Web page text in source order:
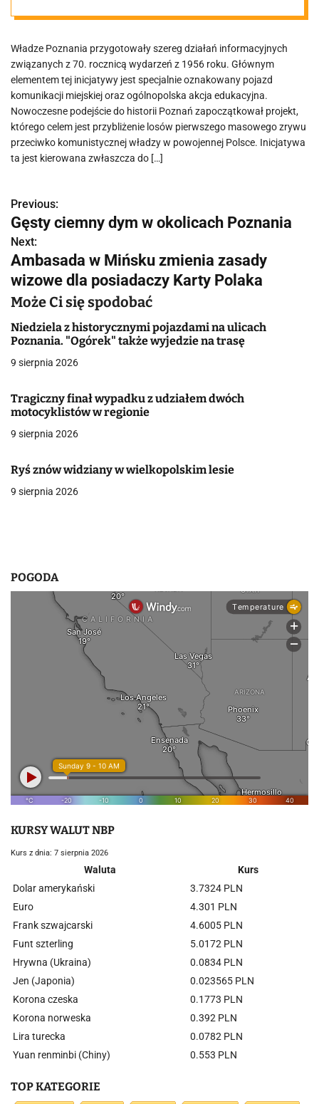
tramwaj i akcja
w całej Polsce
Władze Poznania przygotowały szereg działań informacyjnych
związanych z 70. rocznicą wydarzeń z 1956 roku. Głównym
elementem tej inicjatywy jest specjalnie oznakowany pojazd
komunikacji miejskiej oraz ogólnopolska akcja edukacyjna.
Nowoczesne podejście do historii Poznań zapoczątkował projekt,
którego celem jest przybliżenie losów pierwszego masowego zrywu
przeciwko komunistycznej władzy w powojennej Polsce. Inicjatywa
ta jest kierowana zwłaszcza do […]
N
a
w
i
a
c
j
p
Previous:
Gęsty ciemny dym w okolicach Poznania
Next:
Ambasada w Mińsku zmienia zasady
wizowe dla posiadaczy Karty Polaka
Może Ci się spodobać
Niedziela z historycznymi pojazdami na ulicach
Poznania. "Ogórek" także wyjedzie na trasę
9 sierpnia 2026
Tragiczny finał wypadku z udziałem dwóch
motocyklistów w regionie
9 sierpnia 2026
Ryś znów widziany w wielkopolskim lesie
9 sierpnia 2026
POGODA
KURSY WALUT NBP
Kurs z dnia: 7 sierpnia 2026
Waluta
Kurs
Dolar amerykański
3.7324 PLN
Euro
4.301 PLN
Frank szwajcarski
4.6005 PLN
Funt szterling
5.0172 PLN
Hrywna (Ukraina)
0.0834 PLN
Jen (Japonia)
0.023565 PLN
Korona czeska
0.1773 PLN
Korona norweska
0.392 PLN
Lira turecka
0.0782 PLN
Yuan renminbi (Chiny)
0.553 PLN
TOP KATEGORIE